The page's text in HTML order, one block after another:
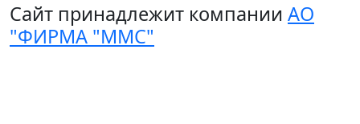
Сайт принадлежит компании АО
"ФИРМА "ММС"